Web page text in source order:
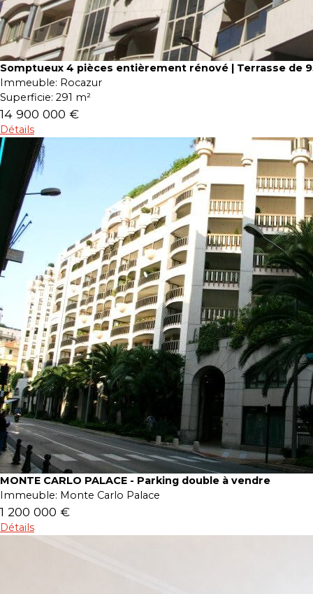
Somptueux 4 pièces entièrement rénové | Terrasse de
Immeuble: Rocazur
Superficie: 291 m²
14 900 000 €
Détails
MONTE CARLO PALACE - Parking double à vendre
Immeuble: Monte Carlo Palace
1 200 000 €
Détails